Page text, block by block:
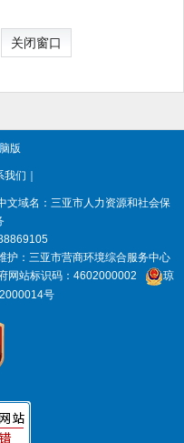
关闭窗口
版
我们
文域名：三亚市人力资源和社会保
护：三亚市营商环境综合服务中心
网站标识码： 4602000002
琼
号